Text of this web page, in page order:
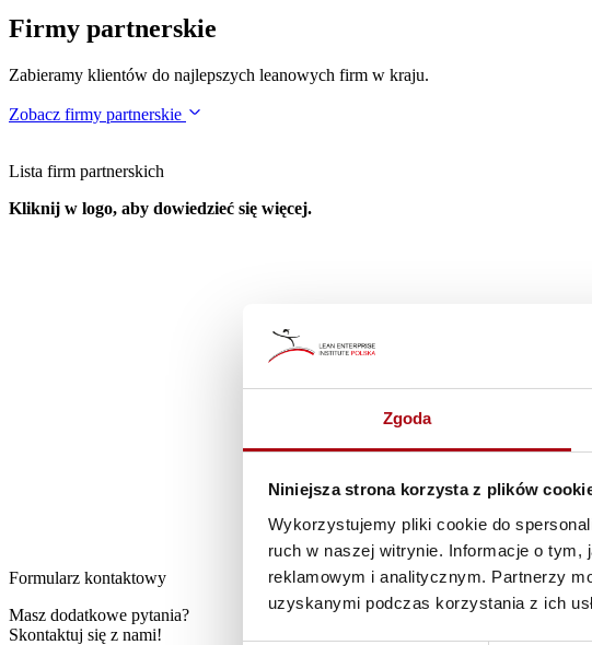
Zgoda
Niniejsza strona korzysta z plików
Wykorzystujemy pliki cookie do
ruch w naszej witrynie. Informacje o tym,
reklamowym i analitycznym. Partnerzy
uzyskanymi podczas korzystania z ich
Firmy partnerskie
Zabieramy klientów do najlepszych leanowych firm w kraju.
Zobacz firmy partnerskie
Lista firm partnerskich
Kliknij w logo, aby dowiedzieć się więcej.
Formularz kontaktowy
Masz dodatkowe pytania?
Skontaktuj się z nami!